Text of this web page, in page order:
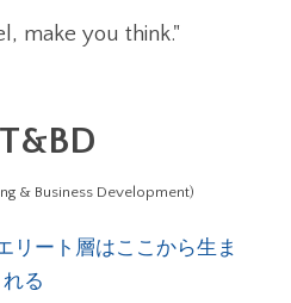
make you think."
& Business Development)
リート層はここから生ま
れる